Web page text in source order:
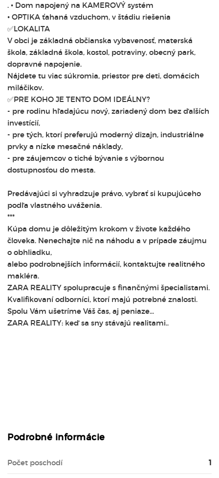
. • Dom napojený na KAMEROVÝ systém
• OPTIKA ťahaná vzduchom, v štádiu riešenia
✅LOKALITA
V obci je základná občianska vybavenosť, materská
škola, základná škola, kostol, potraviny, obecný park,
dopravné napojenie.
Nájdete tu viac súkromia, priestor pre deti, domácich
miláčikov.
✅PRE KOHO JE TENTO DOM IDEÁLNY?
- pre rodinu hľadajúcu nový, zariadený dom bez ďalších
investícií,
- pre tých, ktorí preferujú moderný dizajn, industriálne
prvky a nízke mesačné náklady,
- pre záujemcov o tiché bývanie s výbornou
dostupnosťou do mesta.
Predávajúci si vyhradzuje právo, vybrať si kupujúceho
podľa vlastného uváženia.
***
Kúpa domu je dôležitým krokom v živote každého
človeka. Nenechajte nič na náhodu a v prípade záujmu
o obhliadku,
alebo podrobnejších informácií, kontaktujte realitného
makléra.
ZARA REALITY spolupracuje s finančnými špecialistami.
Kvalifikovaní odborníci, ktorí majú potrebné znalosti.
Spolu Vám ušetríme Váš čas, aj peniaze...
ZARA REALITY: keď sa sny stávajú realitami..
Podrobné informácie
Počet poschodí 1